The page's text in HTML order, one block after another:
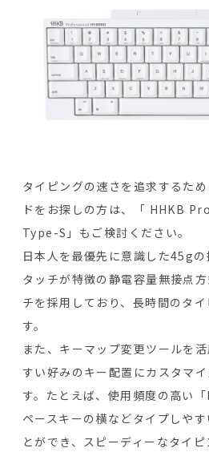
タイピングの速さを追求するた
ドをお探しの方は、「 HHKB
Type-S」もご検討ください。
日本人を最優先に意識した45g
タッチが特徴の静電容量無接点
チを採用しており、長時間のタ
す。
また、キーマップ変更ツールを
すい好みのキー配置にカスタマ
す。たとえば、使用頻度の高い
ペースキーの横などタイプしや
とができ、スピーディーなタイ